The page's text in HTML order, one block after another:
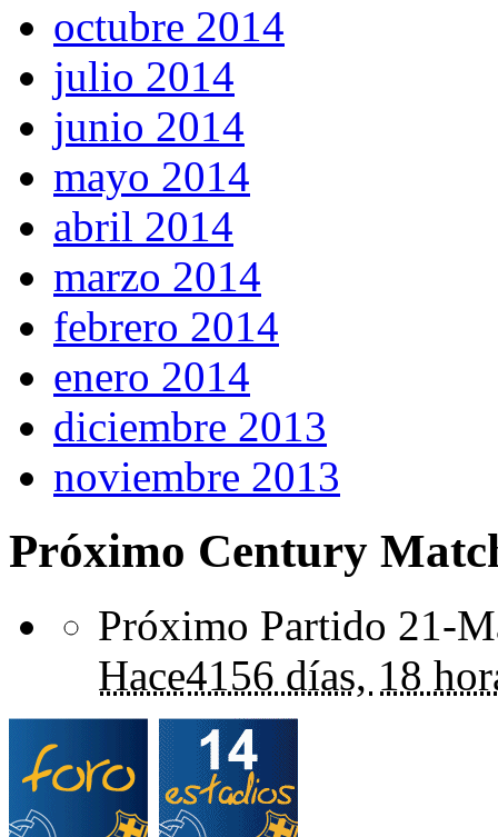
octubre 2014
julio 2014
junio 2014
mayo 2014
abril 2014
marzo 2014
febrero 2014
enero 2014
diciembre 2013
noviembre 2013
Próximo Century
Próximo Partido 21-
Hace4156 días, 18